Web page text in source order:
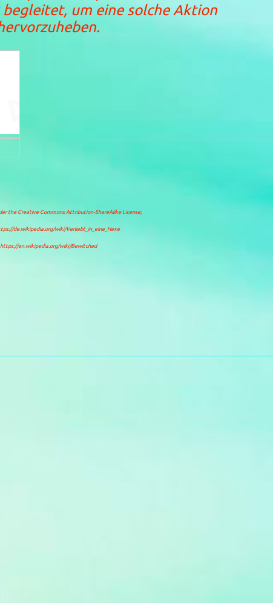
um eine solche Aktion
theCreative Commons Attribution-ShareAlike License;
de.wikipedia.org/wiki/Verliebt_in_eine_Hexe
https://en.wikipedia.org/wiki/Bewitched